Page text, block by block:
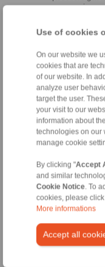
Use of cookies
On our website we
cookies that are
of our website. In
analyze user
target the user.
your visit to our
information about
technologies on our
manage cookie
By clicking "Accept
and similar
Cookie Notice. To
cookies, please
More informations
Accept all
remmen in
Open,
België
Je kunt een
industriële
ook voor je
RINGSPANN
+31 547261365
www.ringspann.nl
incl.
en mogelijke